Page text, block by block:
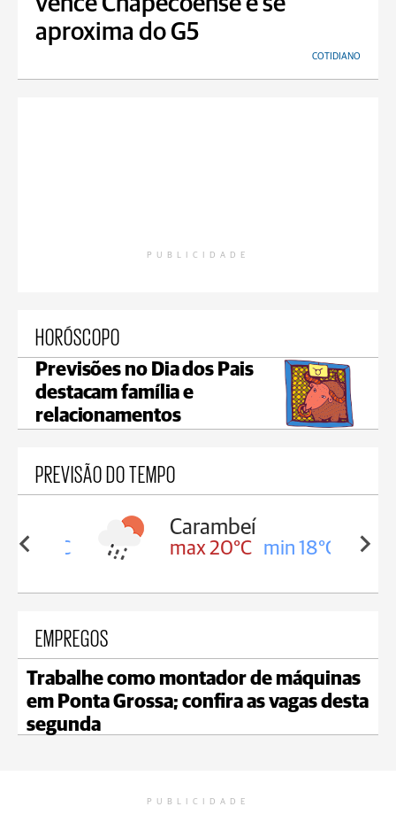
aproxima do G5
COTIDIANO
PUBLICIDADE
HORÓSCOPO
Previsões no Dia dos Pais
destacam família e
relacionamentos
PREVISÃO DO TEMPO
18°C
Carambeí
max 20°C min 18°C
EMPREGOS
Trabalhe como montador de máquinas
em Ponta Grossa; confira as vagas desta
segunda
PUBLICIDADE